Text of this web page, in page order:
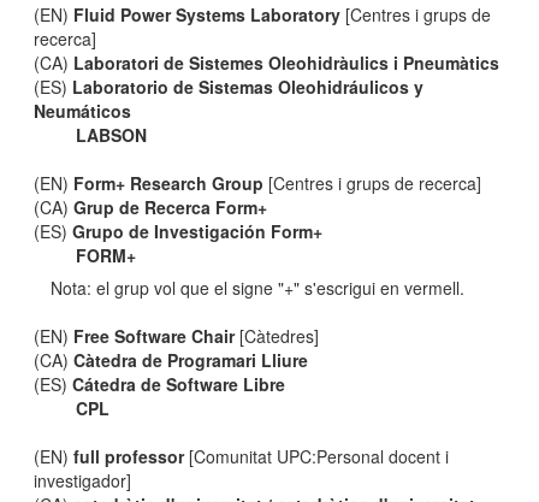
(EN) Fluid Power Systems Laboratory [Centres i grups de
recerca]
(CA) Laboratori de Sistemes Oleohidràulics i Pneumàtics
(ES) Laboratorio de Sistemas Oleohidráulicos y
Neumáticos
LABSON
(EN) Form+ Research Group [Centres i grups de recerca]
(CA)Grup de Recerca Form+
(ES)Grupo de Investigación Form+
FORM+
Nota: el grup vol que el signe "+" s'escrigui en vermell.
(EN) Free Software Chair[Càtedres]
(CA)Càtedra de Programari Lliure
(ES)Cátedra de Software Libre
CPL
(EN)full professor[Comunitat UPC:Personal docent i
investigador]